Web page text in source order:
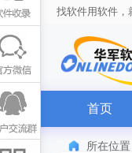
找软件用软件，
首页
所在位置